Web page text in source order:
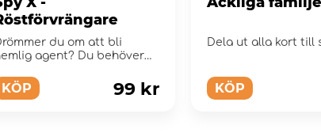
du om att bli
agent? Du behöver
KÖP 99 kr
Dela ut alla kort till
KÖP